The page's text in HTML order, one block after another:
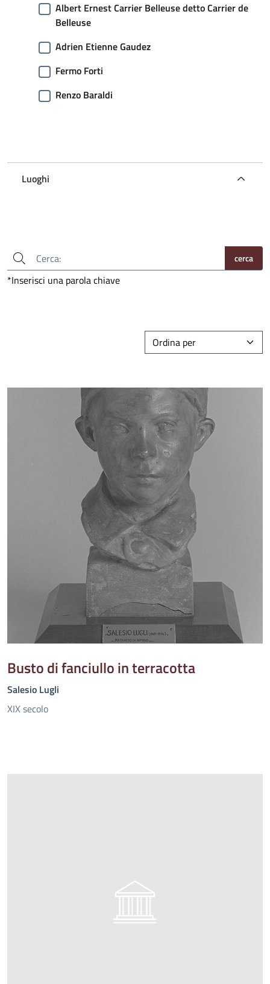
Albert Ernest Carrier Belleuse detto Carrier de
Belleuse
Adrien Etienne Gaudez
Fermo Forti
Renzo Baraldi
Luoghi
cerca
*Inserisci una parola chiave
Busto di fanciullo in terracotta
Salesio Lugli
XIX secolo